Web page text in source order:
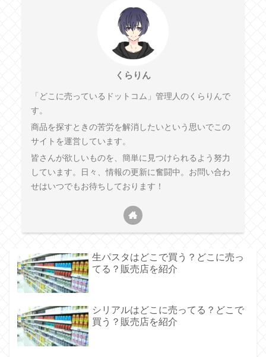
くらりん
「どこに売っているドットコム」管理人のくらりんで
す。
商品を探すときの苦労を解消したいという思いでこの
サイトを運営しています。
皆さんが欲しいものを、簡単に見つけられるよう努力
しています。日々、情報の更新に奮闘中。お問い合わ
せはいつでもお待ちしております！
生パスタはどこで買う？どこに売っ
てる？販売店を紹介
シリアルはどこに売ってる？どこで
買う？販売店を紹介